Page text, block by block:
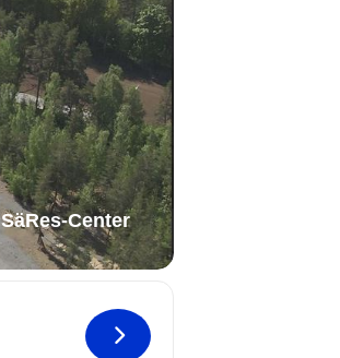
SäRes-Center